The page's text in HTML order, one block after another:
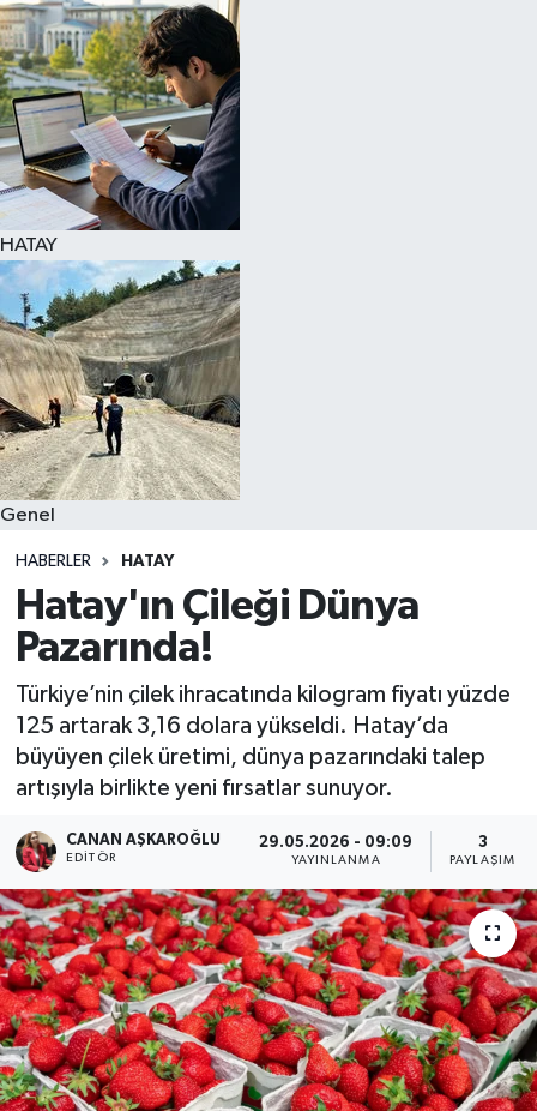
HATAY
Genel
HABERLER HATAY
Hatay'ın Çileği Dünya
Pazarında!
Türkiye’nin çilek ihracatında kilogram fiyatı yüzde
125 artarak 3,16 dolara yükseldi. Hatay’da
büyüyen çilek üretimi, dünya pazarındaki talep
artışıyla birlikte yeni fırsatlar sunuyor.
CANAN AŞKAROĞLU
EDITÖR
29.05.2026 - 09:09
YAYINLANMA
3
PAYLAŞIM
Spor
Teknoloji
Yaşam